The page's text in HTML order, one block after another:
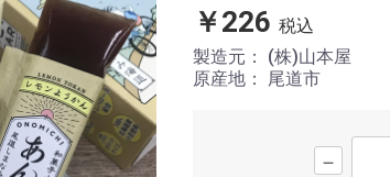
￥226 税込
製造元： (株)山本屋
原産地： 尾道市
－